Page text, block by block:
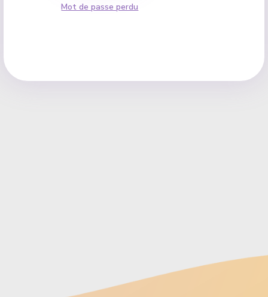
Mot de passe perdu